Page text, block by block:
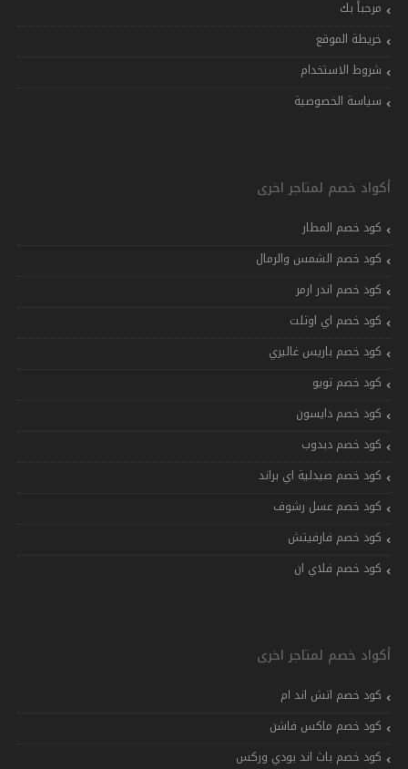
مرحباً بك
خريطة الموقع
شروط الاستخدام
سياسة الخصوصية
أكواد خصم لمتاجر اخرى
كود خصم المطار
كود خصم الشمس والرمال
كود خصم اندر ارمر
كود خصم اي اوتلت
كود خصم باريس غاليري
كود خصم تويو
كود خصم دايسون
كود خصم دبدوب
كود خصم صيدلية اي براند
كود خصم عسل رشوف
كود خصم فارفيتش
كود خصم فلاي ان
أكواد خصم لمتاجر اخرى
كود خصم اتش اند ام
كود خصم ماكس فاشن
كود خصم باث اند بودي وركس